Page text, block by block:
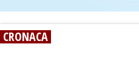
CRONACA